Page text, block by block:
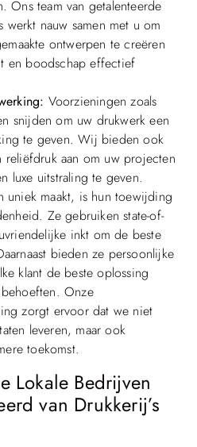
Ons team van getalenteerde
werkt nauw samen met u om
ontwerpen te creëren
en boodschap effectief
Voorzieningen zoals
snijden om uw drukwerk een
te geven. Wij bieden ook
reliëfdruk aan om uw projecten
luxe uitstraling te geven.
uniek maakt, is hun toewijding
Ze gebruiken state-of-
inkt om de beste
bieden ze persoonlijke
klant de beste oplossing
Onze
zorgt ervoor dat we niet
leveren, maar ook
toekomst.
Lokale Bedrijven
van Drukkerij’s